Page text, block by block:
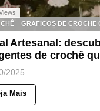
GRAFICOS DE CROCHE
Artesanal:
de crochê
2025
Mais